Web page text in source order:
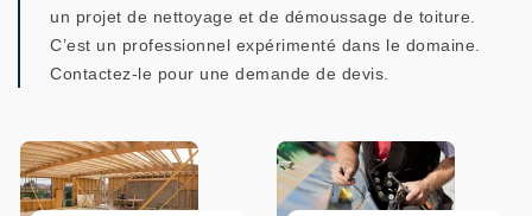
un projet de nettoyage et de démoussage de toiture.
C’est un professionnel expérimenté dans le domaine.
Contactez-le pour une demande de devis.